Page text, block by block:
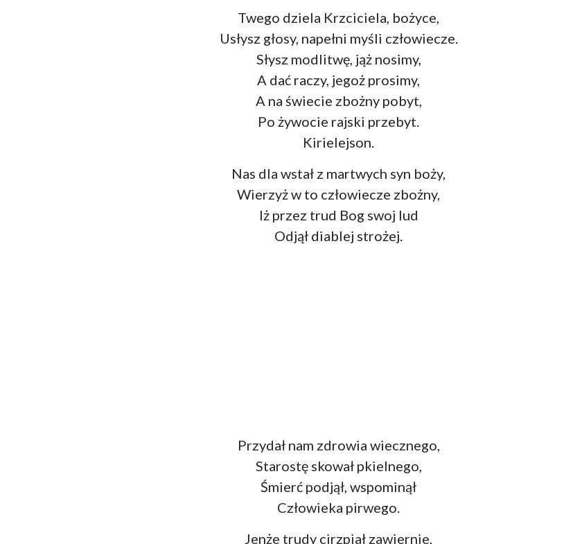
Twego dziela Krzciciela, bożyce,
Usłysz głosy, napełni myśli człowiecze.
Słysz modlitwę, jąż nosimy,
A dać raczy, jegoż prosimy,
A na świecie zbożny pobyt,
Po żywocie rajski przebyt.
Kirielejson.
Nas dla wstał z martwych syn boży,
Wierzyż w to człowiecze zbożny,
Iż przez trud Bog swoj lud
Odjął diablej strożej.
Przydał nam zdrowia wiecznego,
Starostę skował pkielnego,
Śmierć podjął, wspominął
Człowieka pirwego.
Jenże trudy cirzpiał zawiernie,